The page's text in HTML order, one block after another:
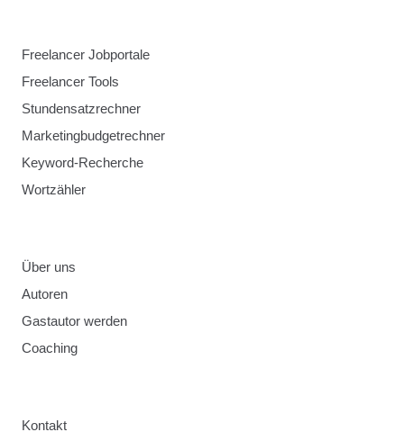
Freelancer Jobportale
Freelancer Tools
Stundensatzrechner
Marketingbudgetrechner
Keyword-Recherche
Wortzähler
Über uns
Autoren
Gastautor werden
Coaching
Kontakt